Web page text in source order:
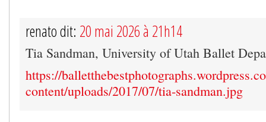
renato dit: 20 mai 2026 à 21h14
Tia Sandman, University of Utah Ballet
https://
content/uploads/2017/07/tia-sandman.jpg